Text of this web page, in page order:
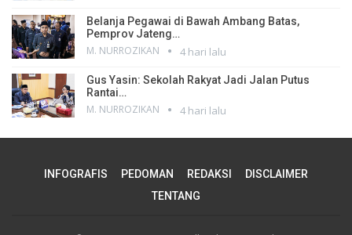
Belanja Pegawai di Bawah Ambang Batas,
Pemprov Jateng…
M. NURROZIKAN 4 hari lalu
Gus Yasin: Sekolah Rakyat Jadi Jalan Putus
Rantai…
M. NURROZIKAN 4 hari lalu
INFOGRAFIS PEDOMAN REDAKSI
DISCLAIMER
TENTANG